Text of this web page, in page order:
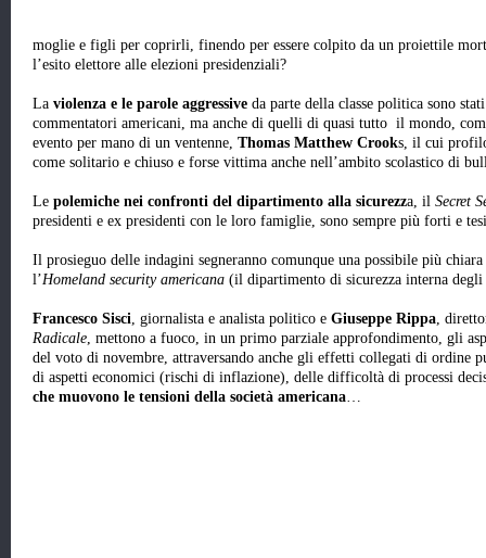
moglie e figli per coprirli, finendo per essere colpito da un proiettile
l’esito elettore alle elezioni presidenziali?
La violenza e le parole aggressive da parte della classe politica sono
commentatori americani, ma anche di quelli di quasi tutto il mondo,
evento per mano di un ventenne, Thomas Matthew Crooks, il cui
come solitario e chiuso e forse vittima anche nell’ambito scolastico di
Le polemiche nei confronti del dipartimento alla sicurezza, il Secret
presidenti e ex presidenti con le loro famiglie, sono sempre più forti e
Il prosieguo delle indagini segneranno comunque una possibile più
l’Homeland security americana (il dipartimento di sicurezza interna
Francesco Sisci, giornalista e analista politico e Giuseppe Rippa,
Radicale, mettono a fuoco, in un primo parziale approfondimento, gli
del voto di novembre, attraversando anche gli effetti collegati di ordine
di aspetti economici (rischi di inflazione), delle difficoltà di processi
che muovono le tensioni della società americana…